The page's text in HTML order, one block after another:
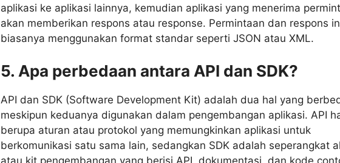
aplikasi ke aplikasi lainnya, kemudian aplikasi yang menerima
akan memberikan respons atau response. Permintaan dan respons
biasanya menggunakan format standar seperti JSON atau XML.
5. Apa perbedaan antara API dan SDK?
API dan SDK (Software Development Kit) adalah dua hal yang
meskipun keduanya digunakan dalam pengembangan aplikasi. API
berupa aturan atau protokol yang memungkinkan aplikasi untuk
berkomunikasi satu sama lain, sedangkan SDK adalah seperangkat